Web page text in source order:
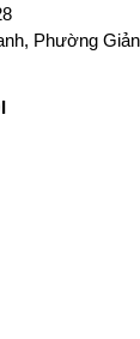
Phường